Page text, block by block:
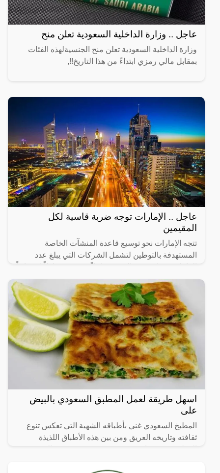
عاجل .. وزارة الداخلية السعودية تعلن منح
وزارة الداخلية السعودية تعلن منح الجنسيةلهذه الفئات
بمقابل مالي رمزي ابتداءً من هذا التاريخ!!,
عاجل .. الإمارات توجه ضربة قاسية لكل
المقيمين
تتجه الإمارات نحو توسيع قاعدة المنشآت الخاصة
المستهدفة بالتوطين لتشمل الشركات التي يبلغ عدد
رئيساً تم
اسهل طريقة لعمل المطبق السعودي بالبيض
على
المطبخ السعودي غني بأطباقه الشهية التي تعكس تنوع
ثقافته وتاريخه العريق ومن بين هذه الأطباق اللذيذة